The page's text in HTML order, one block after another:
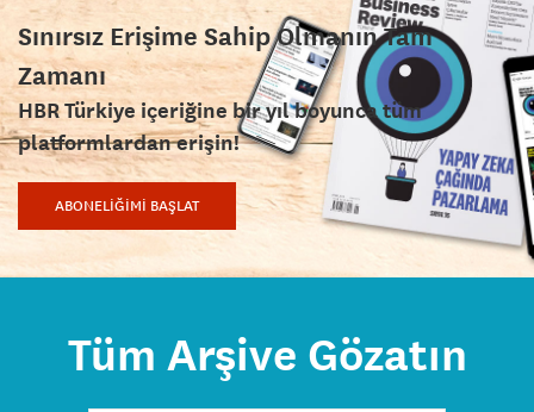
Sınırsız Erişime Sahip Olmanın Tam
Zamanı
HBR Türkiye içeriğine bir yıl boyunca tüm
platformlardan erişin!
ABONELİĞİMİ BAŞLAT
Tüm Arşive Gözatın